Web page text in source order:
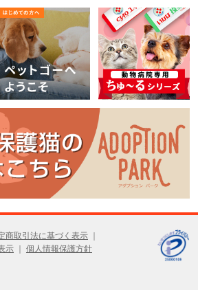
商取引法に基づく表示
示
個人情報保護方針